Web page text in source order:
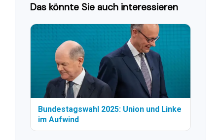
Das könnte Sie auch interessieren
Bundestagswahl 2025: Union und Linke
im Aufwind